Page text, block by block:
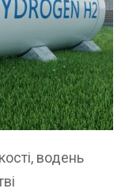
водень